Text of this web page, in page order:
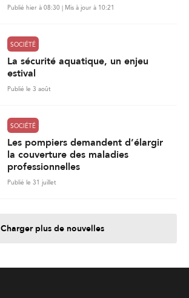
Publié hier à 08:30 | Mis à jour à 10:21
SOCIÉTÉ
La sécurité aquatique, un enjeu
estival
Publié le 3 août
SOCIÉTÉ
Les pompiers demandent d’élargir
la couverture des maladies
professionnelles
Publié le 31 juillet
Charger plus de nouvelles